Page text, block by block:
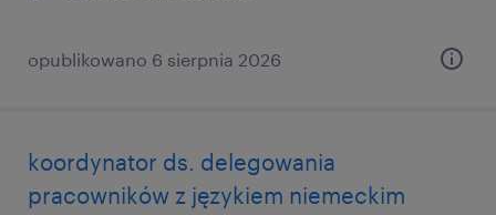
opublikowano 6 sierpnia 2026
koordynator ds. delegowania
pracowników z językiem niemeckim